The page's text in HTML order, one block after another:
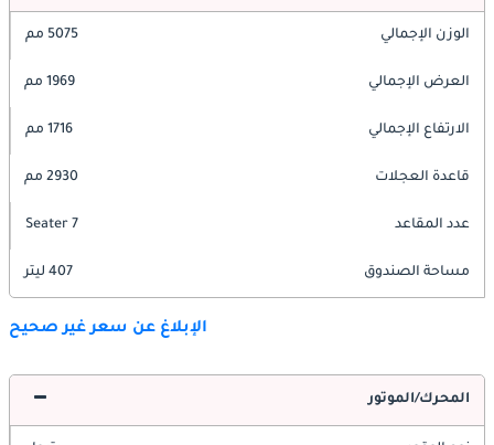
الوزن الإجمالي 5075 مم
العرض الإجمالي 1969 مم
الارتفاع الإجمالي 1716 مم
قاعدة العجلات 2930 مم
عدد المقاعد 7 Seater
مساحة الصندوق 407 ليتر
الإبلاغ عن سعر غير صحيح
المحرك/الموتور